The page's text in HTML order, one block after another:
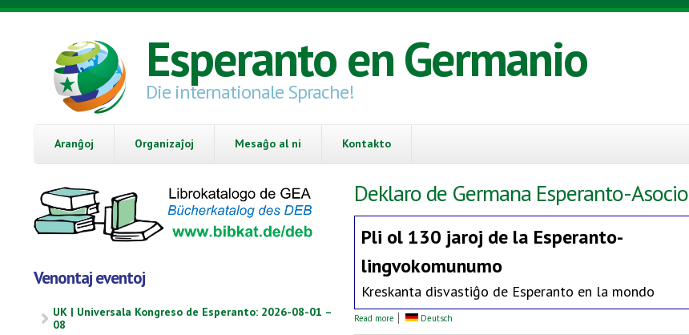
Skip to main content
Esperanto en Germanio
Die internationale Sprache!
Aranĝoj Organizaĵoj Mesaĝo al ni Kontakto
Venontaj eventoj
UK | Universala Kongreso de Esperanto: 2026-08-01 –
08
Deklaro de Germana Esperanto-Asocio
Pli ol 130 jaroj de la Esperanto-
lingvokomunumo
Kreskanta disvastiĝo de Esperanto en la mondo
Read more about Deklaro de Germana Esperanto-Asocio
Deutsch